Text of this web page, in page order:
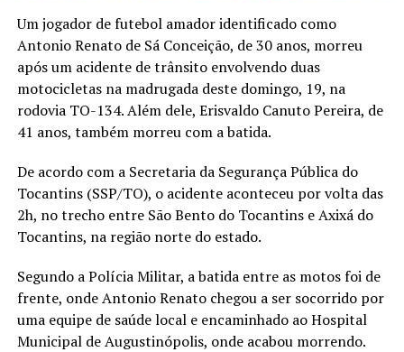
Um jogador de futebol amador identificado como
Antonio Renato de Sá Conceição, de 30 anos, morreu
após um acidente de trânsito envolvendo duas
motocicletas na madrugada deste domingo, 19, na
rodovia TO-134. Além dele, Erisvaldo Canuto Pereira, de
41 anos, também morreu com a batida.
De acordo com a Secretaria da Segurança Pública do
Tocantins (SSP/TO), o acidente aconteceu por volta das
2h, no trecho entre São Bento do Tocantins e Axixá do
Tocantins, na região norte do estado.
Segundo a Polícia Militar, a batida entre as motos foi de
frente, onde Antonio Renato chegou a ser socorrido por
uma equipe de saúde local e encaminhado ao Hospital
Municipal de Augustinópolis, onde acabou morrendo.